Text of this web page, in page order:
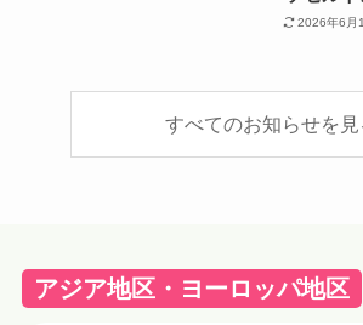
2026年6月
すべてのお知らせを見
アジア地区・ヨーロッパ地区